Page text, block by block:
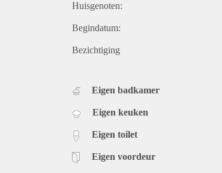
Huisgenoten:
Begindatum:
Bezichtiging
Eigen badkamer
Eigen keuken
Eigen toilet
Eigen voordeur